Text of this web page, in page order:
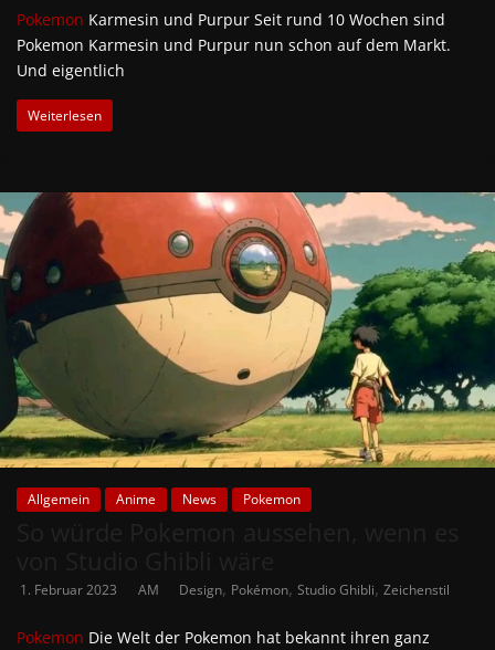
Pokemon Karmesin und Purpur Seit rund 10 Wochen sind
Pokemon Karmesin und Purpur nun schon auf dem Markt.
Und eigentlich
Weiterlesen
Allgemein Anime News Pokemon
1. Februar 2023 AM Design, Pokémon, Studio Ghibli, Zeichenstil
Pokemon Die Welt der Pokemon hat bekannt ihren ganz